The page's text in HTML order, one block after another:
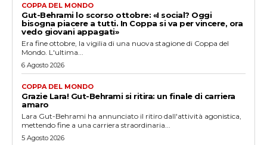
COPPA DEL MONDO
Gut-Behrami lo scorso ottobre: «I social? Oggi
bisogna piacere a tutti. In Coppa si va per vincere, ora
vedo giovani appagati»
Era fine ottobre, la vigilia di una nuova stagione di Coppa del
Mondo. L'ultima...
6 Agosto 2026
COPPA DEL MONDO
Grazie Lara! Gut-Behrami si ritira: un finale di carriera
amaro
Lara Gut-Behrami ha annunciato il ritiro dall'attività agonistica,
mettendo fine a una carriera straordinaria...
5 Agosto 2026